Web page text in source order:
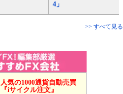
4」
>> すべて見る
人気の1000通貨自動売買
『iサイクル注文』